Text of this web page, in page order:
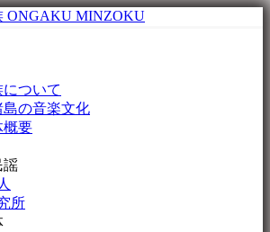
ついて
島の音楽文化
概要
謡
所